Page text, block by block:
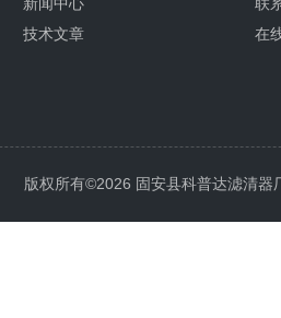
技术文章
在
版权所有©2026 固安县科普达滤清